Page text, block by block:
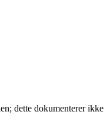
dette dokumenterer ikke